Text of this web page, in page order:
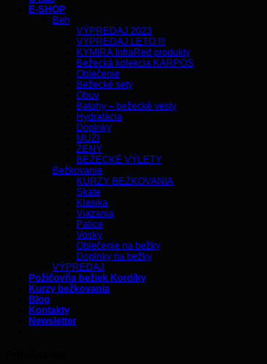
E-SHOP
Beh
VÝPREDAJ 2023
VÝPREDAJ LETO !!!
KYMIRA InfraRed produkty
Bežecká kolekcia KARPOS
Oblečenie
Bežecké sety
Obuv
Batohy – bežecké vesty
Hydratácia
Doplnky
MUŽI
ŽENY
BEŽECKÉ VÝLETY
Bežkovanie
KURZY BEŽKOVANIA
Skate
Klasika
Viazania
Palice
Vosky
Oblečenie na bežky
Doplnky na bežky
VÝPREDAJ
Požičovňa bežiek Kordíky
Kurzy bežkovania
Blog
Kontakty
Newsletter